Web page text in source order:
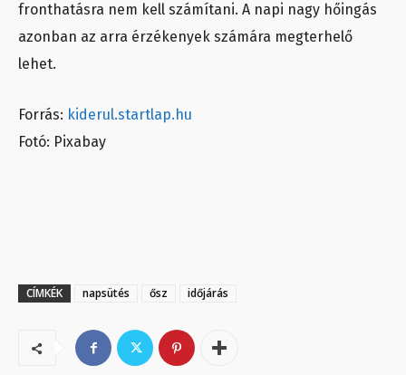
fronthatásra nem kell számítani. A napi nagy hőingás
azonban az arra érzékenyek számára megterhelő
lehet.
Forrás: kiderul.startlap.hu
Fotó: Pixabay
CÍMKÉK napsütés ősz időjárás